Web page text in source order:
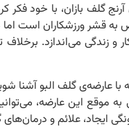
آرنج گلف بازان، با خود فکر
قشر ورزشکاران است اما
و زندگی می‌اندازد.
عارضه‌ی گلف البو آشنا
موقع این عارضه،
ایجاد، علائم و